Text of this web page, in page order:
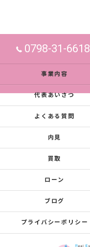
0798-31-6618
事業内容
代表あいさつ
よくある質問
内見
買取
ローン
ブログ
プライバシーポリシー